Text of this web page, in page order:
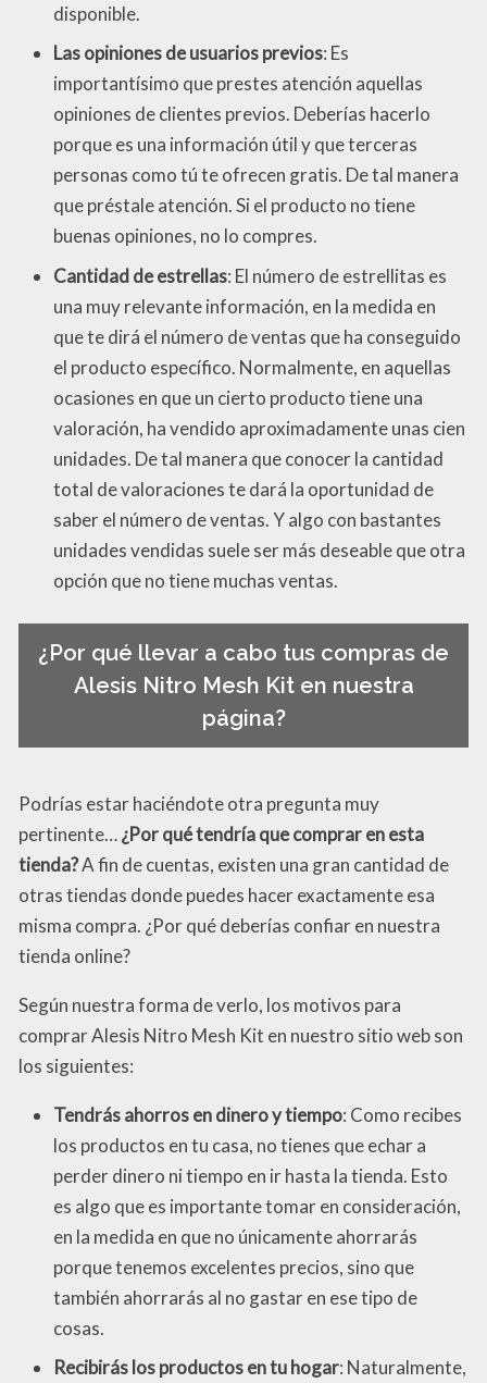
disponible.
Las opiniones de usuarios previos: Es
importantísimo que prestes atención aquellas
opiniones de clientes previos. Deberías hacerlo
porque es una información útil y que terceras
personas como tú te ofrecen gratis. De tal manera
que préstale atención. Si el producto no tiene
buenas opiniones, no lo compres.
Cantidad de estrellas: El número de estrellitas es
una muy relevante información, en la medida en
que te dirá el número de ventas que ha conseguido
el producto específico. Normalmente, en aquellas
ocasiones en que un cierto producto tiene una
valoración, ha vendido aproximadamente unas cien
unidades. De tal manera que conocer la cantidad
total de valoraciones te dará la oportunidad de
saber el número de ventas. Y algo con bastantes
unidades vendidas suele ser más deseable que otra
opción que no tiene muchas ventas.
¿Por qué llevar a cabo tus compras de
Alesis Nitro Mesh Kit en nuestra
página?
Podrías estar haciéndote otra pregunta muy
pertinente…¿Por qué tendría que comprar en esta
tienda?A fin de cuentas, existen una gran cantidad de
otras tiendas donde puedes hacer exactamente esa
misma compra. ¿Por qué deberías confiar en nuestra
tienda online?
Según nuestra forma de verlo, los motivos para
comprar Alesis Nitro Mesh Kit en nuestro sitio web son
los siguientes:
Tendrás ahorros en dinero y tiempo: Como recibes
los productos en tu casa, no tienes que echar a
perder dinero ni tiempo en ir hasta la tienda. Esto
es algo que es importante tomar en consideración,
en la medida en que no únicamente ahorrarás
porque tenemos excelentes precios, sino que
también ahorrarás al no gastar en ese tipo de
cosas.
Recibirás los productos en tu hogar: Naturalmente,